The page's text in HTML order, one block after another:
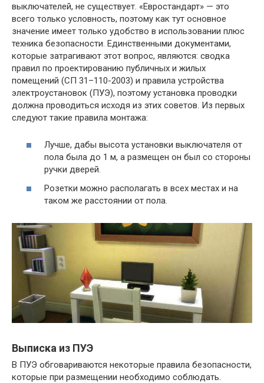
выключателей, не существует. «Евростандарт» — это
всего только условность, поэтому как тут основное
значение имеет только удобство в использовании плюс
техника безопасности. Единственными документами,
которые затрагивают этот вопрос, являются: сводка
правил по проектированию публичных и жилых
помещений (СП 31–110-2003) и правила устройства
электроустановок (ПУЭ), поэтому установка проводки
должна проводиться исходя из этих советов. Из первых
следуют такие правила монтажа:
Лучше, дабы высота установки выключателя от
пола была до 1 м, а размещен он был со стороны
ручки дверей.
Розетки можно располагать в всех местах и на
таком же расстоянии от пола.
Выписка из ПУЭ
В ПУЭ обговариваются некоторые правила безопасности,
которые при размещении необходимо соблюдать.